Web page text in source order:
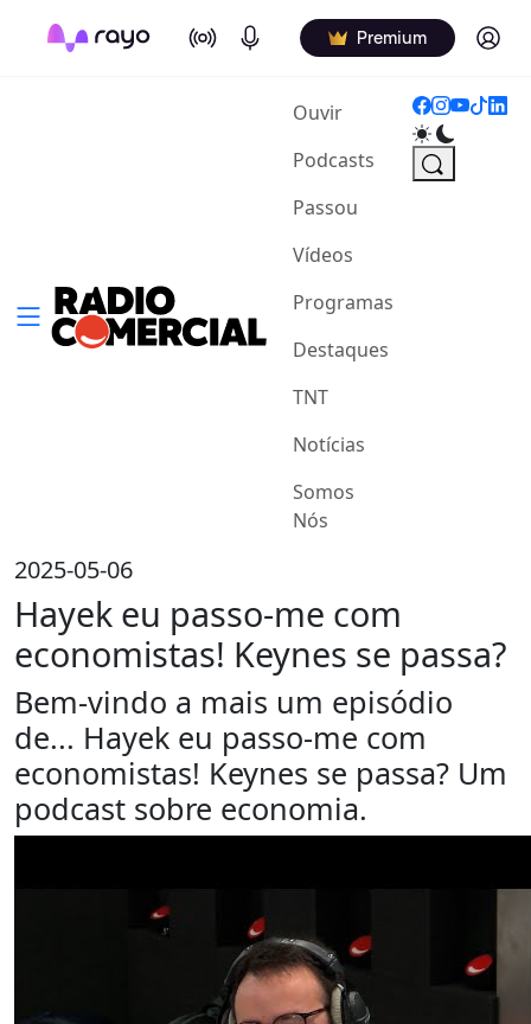
On Air Podcasts Premium Log in
Ouvir(current)
Podcasts
Passou
Vídeos
Programas
Destaques
TNT
Notícias
Somos
Nós
2025-05-06
Hayek eu passo-me com
economistas! Keynes se passa?
Bem-vindo a mais um episódio
de... Hayek eu passo-me com
economistas! Keynes se passa? Um
podcast sobre economia.